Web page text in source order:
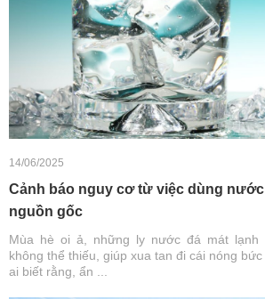
14/06/2025
Cảnh báo nguy cơ từ việc dùng
nguồn gốc
Mùa hè oi ả, những ly nước đá mát lạnh
không thể thiếu, giúp xua tan đi cái nóng
ai biết rằng, ẩn ...